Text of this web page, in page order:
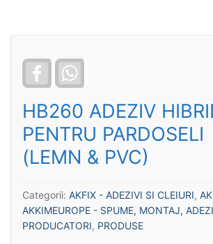
Facebook
HB260 ADEZIV
PENTRU PARDOSELI
(LEMN & PVC)
Categorii: AKFIX - ADEZIVI SI CLEIURI,
AKKIMEUROPE - SPUME, MONTAJ,
PRODUCATORI, PRODUSE